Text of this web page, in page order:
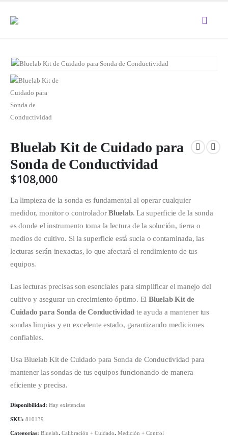
Bluelab Kit de Cuidado para
Sonda de Conductividad
$108,000
La limpieza de la sonda es fundamental al operar cualquier
medidor, monitor o controladorBluelab. La superficie de la sonda
es donde el instrumento toma la lectura de la solución, tierra o
medios de cultivo. Si la superficie está sucia o contaminada, las
lecturas serán inexactas, lo que afectará el rendimiento de tus
equipos.
Las lecturas precisas son esenciales para simplificar el manejo del
cultivo y asegurar un crecimiento óptimo. El Bluelab Kit de
Cuidado para Sonda de Conductividad te ayuda a mantener tus
sondas limpias y en excelente estado, garantizando mediciones
confiables.
Usa Bluelab Kit de Cuidado para Sonda de Conductividad para
mantener las sondas de tus equipos funcionando de manera
eficiente y precisa.
Disponibilidad: Hay existencias
SKU: 810139
Categorías: Bluelab, Calibración + Cuidado, Medición + Control